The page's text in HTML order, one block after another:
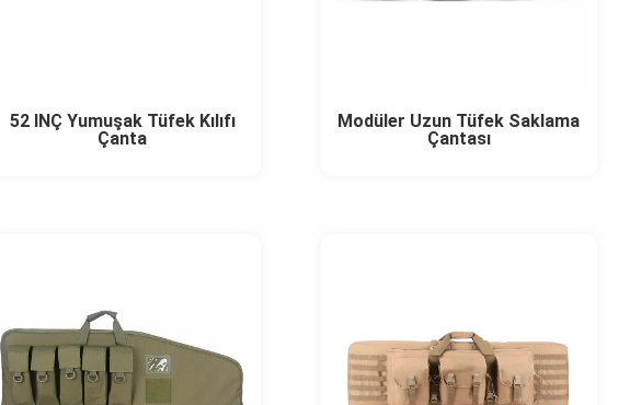
52 İNÇ Yumuşak Tüfek Kılıfı
Çanta
Modüler Uzun Tüfek Saklama
Çantası